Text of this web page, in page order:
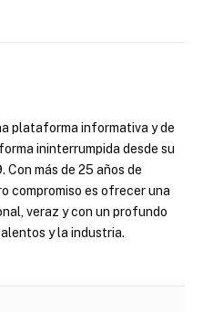
plataforma informativa y de
ininterrumpida desde su
Con más de 25 años de
compromiso es ofrecer una
veraz y con un profundo
y la industria.